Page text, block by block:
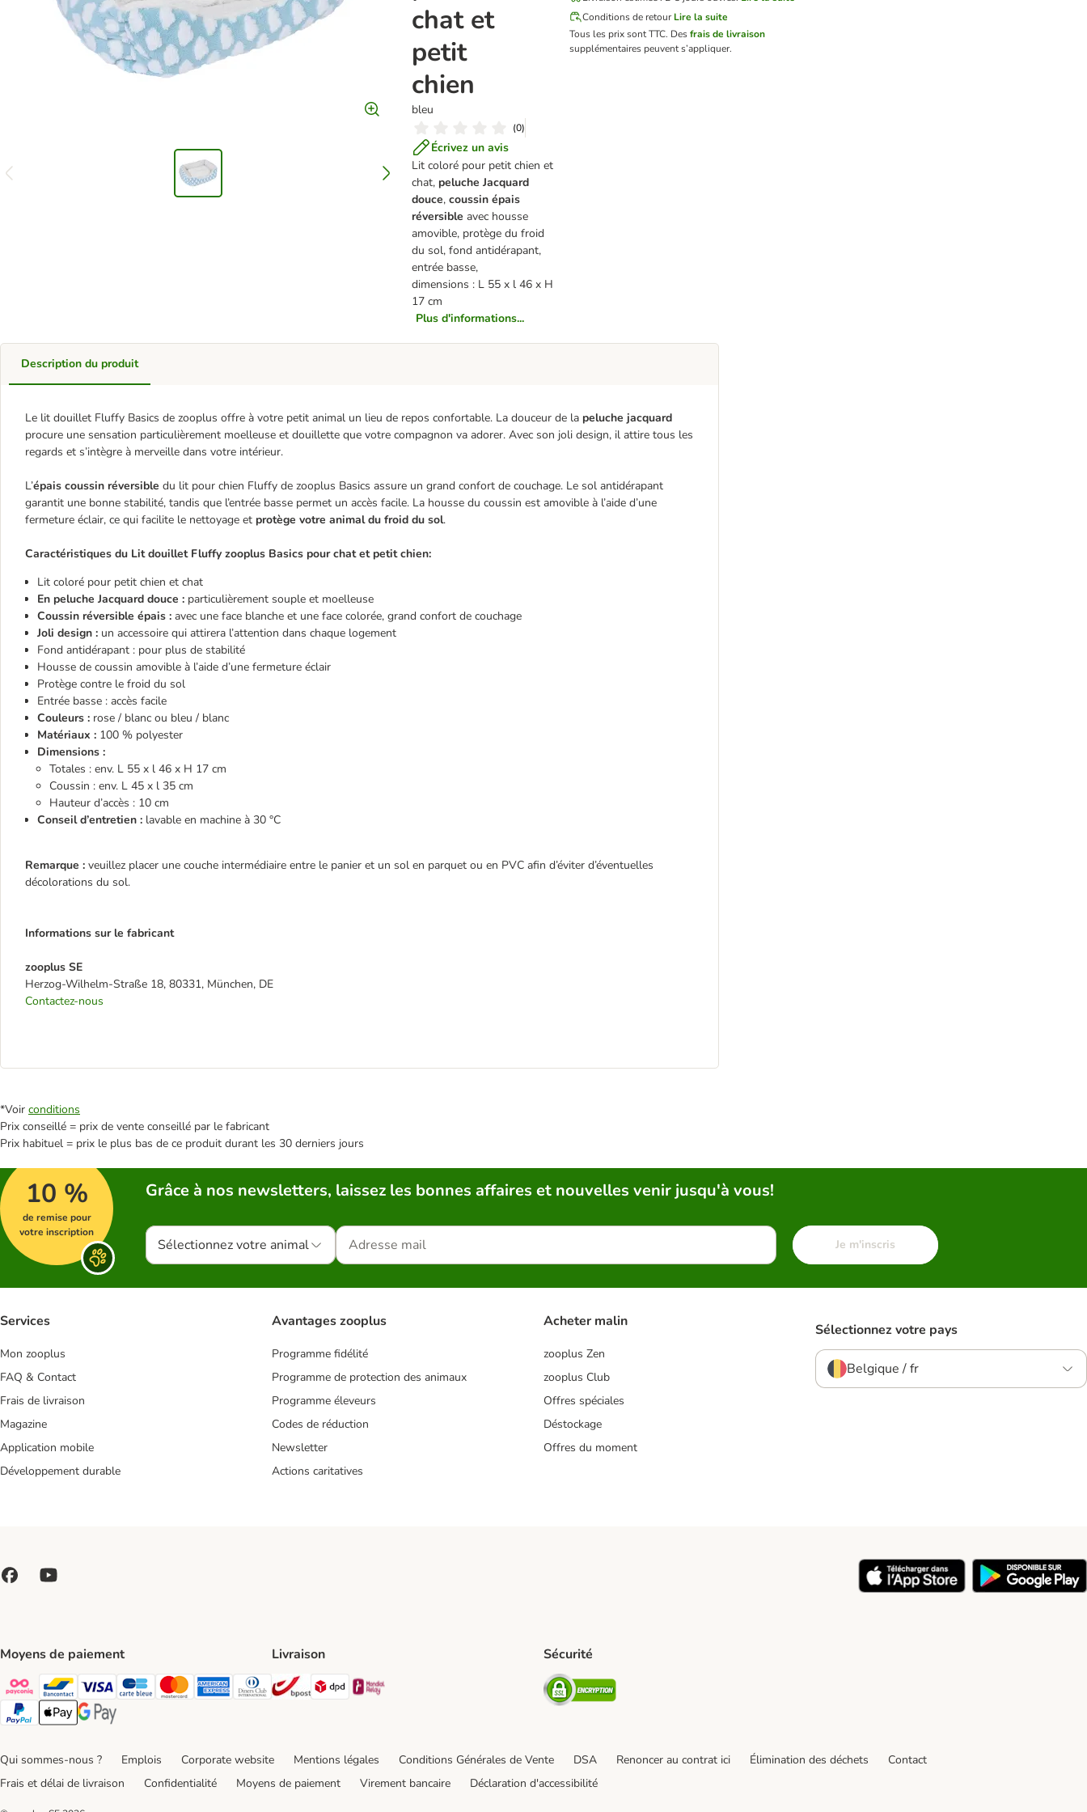
chat et
petit
chien
bleu
(0)
Écrivez un avis
Lit coloré pour petit chien et
chat, peluche Jacquard
douce,coussin épais
réversible avec housse
amovible, protège du froid
du sol, fond antidérapant,
entrée basse,
dimensions : L 55 x l 46 x H
17 cm
Plus d'informations...
Conditions de retour Lire la suite
Tous les prix sont TTC. Desfrais de livraison
supplémentaires peuvent s’appliquer.
Description du produit
Le lit douillet Fluffy Basics de zooplus offre à votre petit animal un lieu de repos confortable. La douceur de la peluche jacquard
procure une sensation particulièrement moelleuse et douillette que votre compagnon va adorer. Avec son joli design, il attire tous les
regards et s’intègre à merveille dans votre intérieur.
L’épais coussin réversible du lit pour chien Fluffy de zooplus Basics assure un grand confort de couchage. Le sol antidérapant
garantit une bonne stabilité, tandis que l’entrée basse permet un accès facile. La housse du coussin est amovible à l’aide d’une
fermeture éclair, ce qui facilite le nettoyage et protège votre animal du froid du sol.
Caractéristiques du Lit douillet Fluffy zooplus Basics pour chat et petit chien:
Lit coloré pour petit chien et chat
En peluche Jacquard douce : particulièrement souple et moelleuse
Coussin réversible épais : avec une face blanche et une face colorée, grand confort de couchage
Joli design : un accessoire qui attirera l’attention dans chaque logement
Fond antidérapant : pour plus de stabilité
Housse de coussin amovible à l’aide d’une fermeture éclair
Protège contre le froid du sol
Entrée basse : accès facile
Couleurs : rose / blanc ou bleu / blanc
Matériaux : 100 % polyester
Dimensions :
Totales : env. L 55 x l 46 x H 17 cm
Coussin : env. L 45 x l 35 cm
Hauteur d’accès : 10 cm
Conseil d’entretien : lavable en machine à 30 °C
Remarque : veuillez placer une couche intermédiaire entre le panier et un sol en parquet ou en PVC afin d’éviter d’éventuelles
décolorations du sol.
Informations sur le fabricant
zooplus SE
Herzog-Wilhelm-Straße 18, 80331, München, DE
Contactez-nous
*Voir conditions
Prix conseillé = prix de vente conseillé par le fabricant
Prix habituel = prix le plus bas de ce produit durant les 30 derniers jours
10 %
de remise pour
votre inscription
Grâce à nos newsletters, laissez les bonnes affaires et nouvelles venir jusqu'à vous!
Sélectionnez votre animal Je m'inscris
Services
Mon zooplus
FAQ & Contact
Frais de livraison
Magazine
Application mobile
Développement durable
Avantages zooplus
Programme fidélité
Programme de protection des animaux
Programme éleveurs
Codes de réduction
Newsletter
Actions caritatives
Acheter malin
zooplus Zen
zooplus Club
Offres spéciales
Déstockage
Offres du moment
Sélectionnez votre pays
Belgique / fr
Moyens de paiement
Payconiq Payment Method
bancontact Payment Method
Visa Payment Method
carte bleue Payment Method
Master card Payment Method
American express Payment Method
Diners club Payment Method
Paypal Payment Method
Apple Pay Payment Method
Google Pay Payment Method
Livraison
Bpost Shipping Method
DPD Shipping Method
Mondial relay Shipping Method
Sécurité
Security
Qui sommes-nous ? Emplois Corporate website Mentions légales Conditions Générales de Vente DSA Renoncer au contrat ici Élimination des déchets
Contact
Frais et délai de livraison
Confidentialité Moyens de paiement Virement bancaire Déclaration d'accessibilité